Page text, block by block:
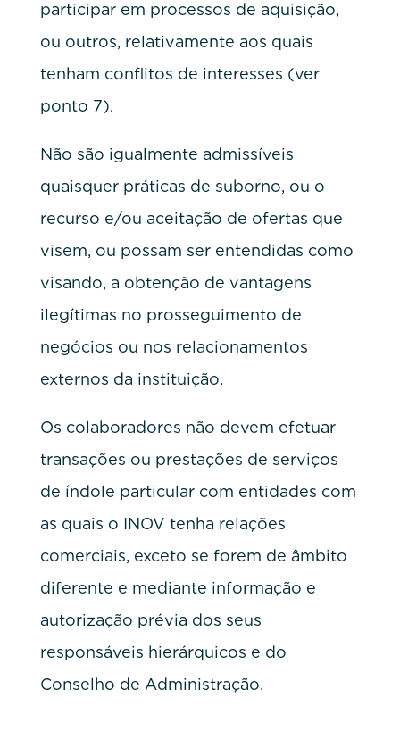
participar em processos de aquisição,
ou outros, relativamente aos quais
tenham conflitos de interesses (ver
ponto 7).
Não são igualmente admissíveis
quaisquer práticas de suborno, ou o
recurso e/ou aceitação de ofertas que
visem, ou possam ser entendidas como
visando, a obtenção de vantagens
ilegítimas no prosseguimento de
negócios ou nos relacionamentos
externos da instituição.
Os colaboradores não devem efetuar
transações ou prestações de serviços
de índole particular com entidades com
as quais o INOV tenha relações
comerciais, exceto se forem de âmbito
diferente e mediante informação e
autorização prévia dos seus
responsáveis hierárquicos e do
Conselho de Administração.